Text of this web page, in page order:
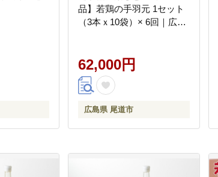
品】若鶏の手羽元 1セット
（3本ｘ10袋）× 6回｜広島
ゼント 贈り物 広島県 尾道
市
62,000円
広島県 尾道市